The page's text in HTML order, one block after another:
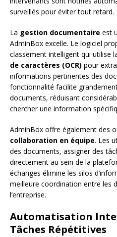
surveillés pour éviter tout retard.
La gestion documentaire est
AdminBox excelle. Le logiciel
classement intelligent qui utilise
de caractères (OCR) pour
informations pertinentes des
fonctionnalité facilite
documents, réduisant
chercher une information
AdminBox offre également des
collaboration en équipe. Les
des documents, assigner des
directement au sein de la
échanges élimine les silos
meilleure coordination entre les
l’entreprise.
Automatisation
Tâches Répétitives